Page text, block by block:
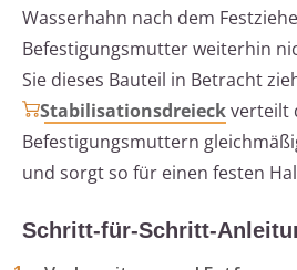
Wasserhahn nach dem
Befestigungsmutter weiterhin
Sie dieses Bauteil in Betracht
Stabilisationsdreieckverteilt
Befestigungsmuttern
und sorgt so für einen festen
Schritt-für-Schritt-